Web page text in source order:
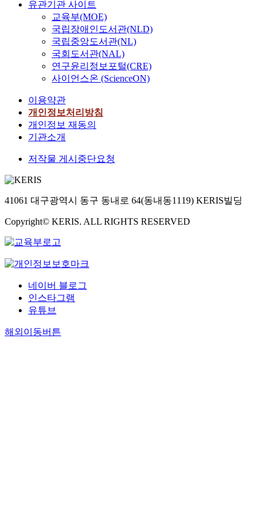
유관기관 사이트
교육부(MOE)
국립장애인도서관(NLD)
국립중앙도서관(NL)
국회도서관(NAL)
연구윤리정보포털(CRE)
사이언스온 (ScienceON)
이용약관
개인정보처리방침
개인정보 재동의
기관소개
저작물 게시중단요청
41061 대구광역시 동구 동내로 64(동내동1119) KERIS빌딩
Copyright© KERIS. ALL RIGHTS RESERVED
네이버 블로그
인스타그램
유튜브
해외이동버튼